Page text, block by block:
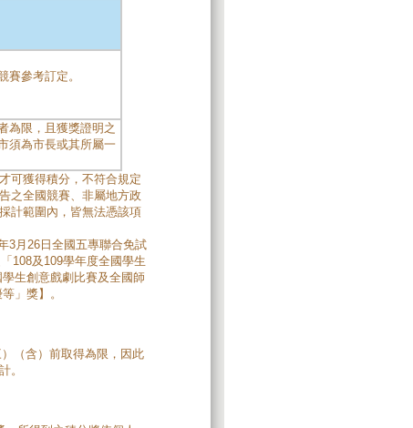
賽參考訂定。
為限，且獲獎證明之
須為市長或其所屬一
可獲得積分，不符合規定
之全國競賽、非屬地方政
計範圍內，皆無法憑該項
3月26日全國五專聯合免試
108及109學年度全國學生
生創意戲劇比賽及全國師
」獎】。
（含）前取得為限，因此
。